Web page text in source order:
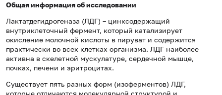
Общая информация об исследовании
Лактатдегидрогеназа (ЛДГ) – цинксодержащий
внутриклеточный фермент, который катализирует
окисление молочной кислоты в пируват и содержится
практически во всех клетках организма. ЛДГ наиболее
активна в скелетной мускулатуре, сердечной мышце,
почках, печени и эритроцитах.
Существует пять разных форм (изоферментов) ЛДГ,